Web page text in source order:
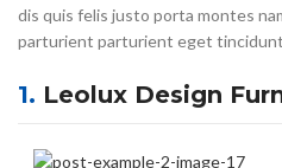
dis quis felis justo porta montes
parturient parturient eget
1. Leolux Design